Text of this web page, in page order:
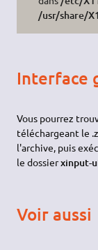
/usr/share/
Interface
Vous pourrez
téléchargeant le
l'archive, puis
le dossierxinput-
Voir aussi